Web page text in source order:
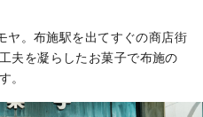
。布施駅を出てすぐの商店街
夫を凝らしたお菓子で布施の
。